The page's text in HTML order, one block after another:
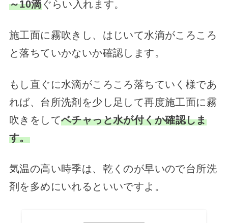
～10滴ぐらい入れます。
施工面に霧吹きし、はじいて水滴がころころ
と落ちていかないか確認します。
もし直ぐに水滴がころころ落ちていく様であ
れば、台所洗剤を少し足して再度施工面に霧
吹きをしてベチャっと水が付くか確認しま
す。
気温の高い時季は、乾くのが早いので台所洗
剤を多めにいれるといいですよ。